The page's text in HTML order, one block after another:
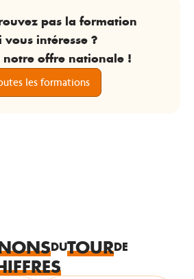
pas la formation
vous intéresse ?
notre offre nationale !
les formations
DUTOURDE